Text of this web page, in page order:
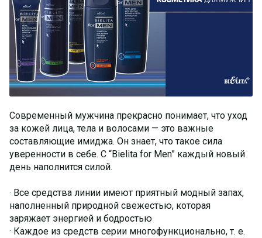
Современный мужчина прекрасно понимает, что уход
за кожей лица, тела и волосами — это важные
составляющие имиджа. Он знает, что такое сила
уверенности в себе. С “Bielita for Men” каждый новый
день наполнится силой.
· Все средства линии имеют приятный модный запах,
наполненный природной свежестью, которая
заряжает энергией и бодростью
· Каждое из средств серии многофункционально, т. е.